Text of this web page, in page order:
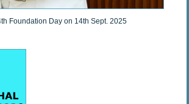
Foundation Day on 14th Sept. 2025